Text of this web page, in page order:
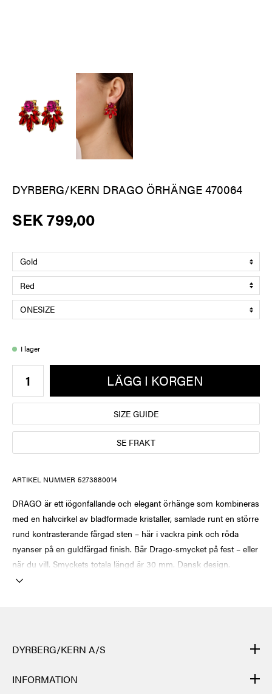
DYRBERG/KERN DRAGO ÖRHÄNGE 470064
SEK 799,00
I lager
LÄGG I KORGEN
SIZE GUIDE
SE FRAKT
ARTIKEL NUMMER 5273880014
DRAGO är ett iögonfallande och elegant örhänge som kombineras
med en halvcirkel av bladformade kristaller, samlade runt en större
rund kontrasterande färgad sten – här i vackra pink och röda
nyanser på en guldfärgad finish. Bär Drago-smycket på fest – eller
när du vill. Smyckets totala längd är 30 mm. Dansk design.
DYRBERG/KERN A/S
DYRBERG/KERNs produkter är handgjorda och genomgår många
olika moment: från gjutning, polering och plätering av
INFORMATION